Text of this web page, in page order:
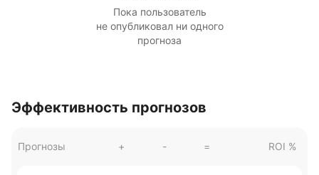
Пока пользователь
не опубликовал ни одного
прогноза
Эффективность прогнозов
Прогнозы + - = ROI %